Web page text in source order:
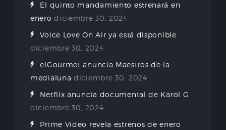
El quinto mandamiento estrenará en
enero diciembre 30, 2024
Voice Love On Air ya está disponible
diciembre 30, 2024
elGourmet anuncia Maestros de la
medialuna diciembre 30, 2024
Netflix anuncia documental de Karol G
diciembre 30, 2024
Prime Video revela estrenos de enero